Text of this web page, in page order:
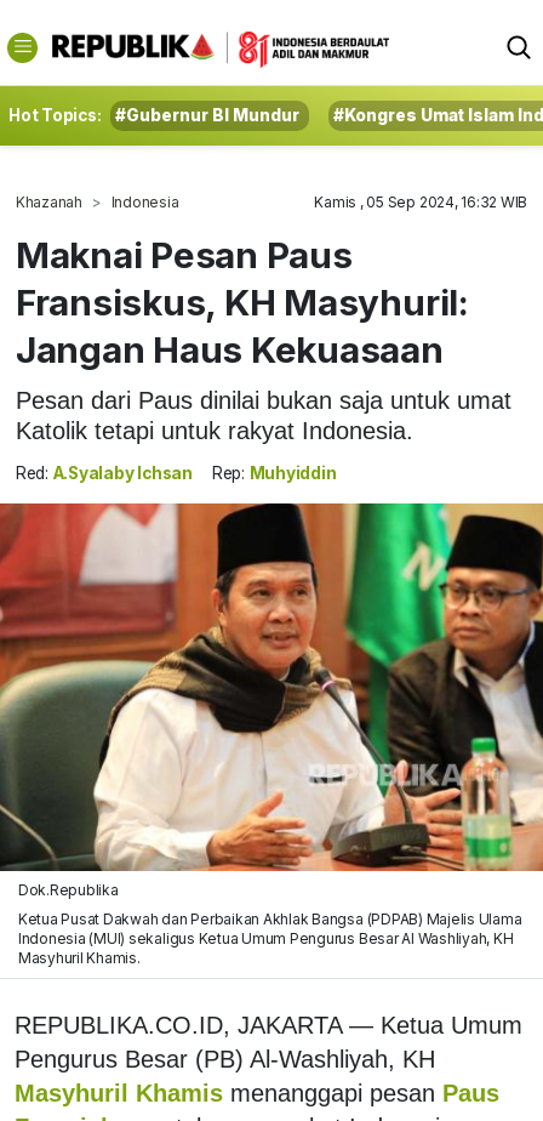
Hot Topics: #Gubernur BI Mundur #Kongres Umat Islam
Khazanah Indonesia Kamis , 05 Sep 2024, 16:32 WIB
Maknai Pesan Paus
Fransiskus, KH Masyhuril:
Jangan Haus Kekuasaan
Pesan dari Paus dinilai bukan saja untuk umat
Katolik tetapi untuk rakyat Indonesia.
Red: A.Syalaby Ichsan Rep: Muhyiddin
Dok.Republika
Ketua Pusat Dakwah dan Perbaikan Akhlak Bangsa (PDPAB) Majelis Ulama
Indonesia (MUI) sekaligus Ketua Umum Pengurus Besar Al Washliyah, KH
Masyhuril Khamis.
REPUBLIKA.CO.ID, JAKARTA — Ketua Umum
Pengurus Besar (PB) Al-Washliyah, KH
Masyhuril Khamis menanggapi pesan Paus